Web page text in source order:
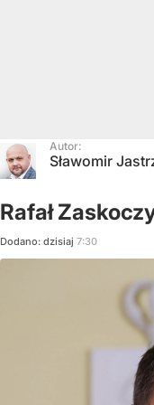
Autor:
Sławomir
Rafał
Dodano: dzisiaj 7:30